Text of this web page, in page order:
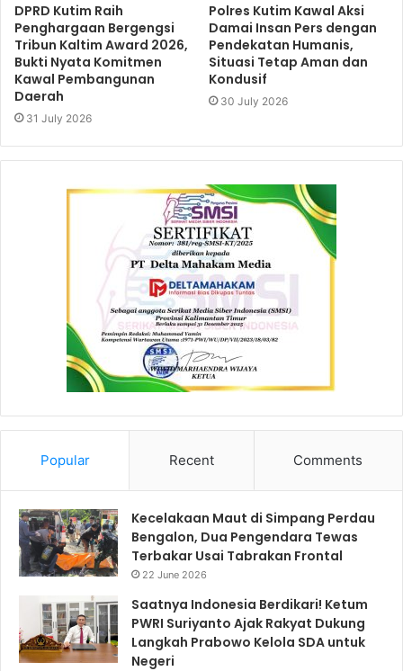
DPRD Kutim Raih
Penghargaan Bergengsi
Tribun Kaltim Award 2026,
Bukti Nyata Komitmen
Kawal Pembangunan
Daerah
31 July 2026
Polres Kutim Kawal Aksi
Damai Insan Pers dengan
Pendekatan Humanis,
Situasi Tetap Aman dan
Kondusif
30 July 2026
Popular Recent Comments
Kecelakaan Maut di Simpang Perdau
Bengalon, Dua Pengendara Tewas
Terbakar Usai Tabrakan Frontal
22 June 2026
Saatnya Indonesia Berdikari! Ketum
PWRI Suriyanto Ajak Rakyat Dukung
Langkah Prabowo Kelola SDA untuk
Negeri